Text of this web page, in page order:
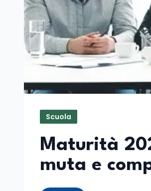
Scuola
Maturità
muta e